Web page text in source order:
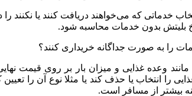
خدماتی که می‌خواهند دریافت کنند یا نکنند را
بلیتش بدون خدمات محاسبه شود.
را به صورت جداگانه خریداری کنند؟
وعده غذایی و میزان بار بر روی قیمت
را انتخاب یا حذف کند یا مثلا نوع آن را تعیین
بیشتر از مسافر است.